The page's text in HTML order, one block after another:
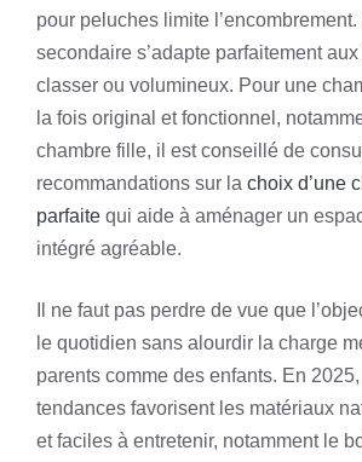
pour peluches limite
secondaire s’adapte parfaitement
classer ou volumineux. Pour une
la fois original et fonctionnel,
chambre fille, il est conseillé de
recommandations sur la choix d’une
parfaite qui aide à aménager un
intégré agréable.
Il ne faut pas perdre de vue que
le quotidien sans alourdir la charge
parents comme des enfants. En
tendances favorisent les matériaux
et faciles à entretenir, notamment le